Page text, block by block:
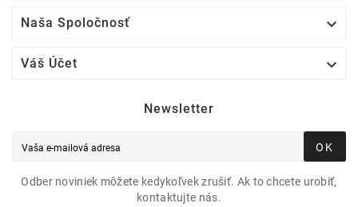
Naša Spoločnosť 
Váš Účet 
Newsletter
OK
Odber noviniek môžete kedykoľvek zrušiť. Ak to chcete urobiť,
kontaktujte nás.